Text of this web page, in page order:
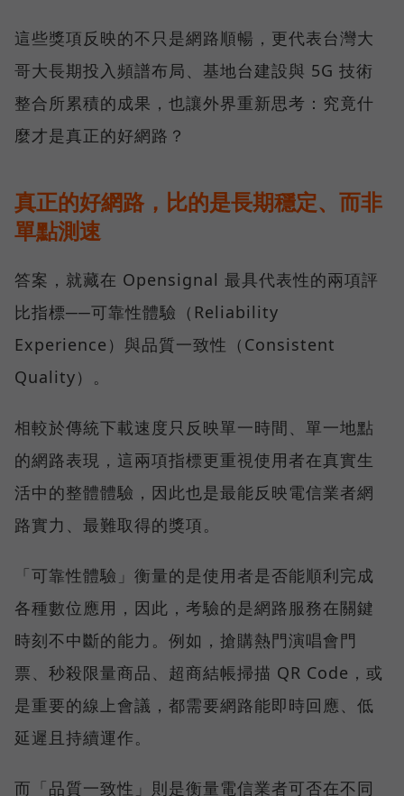
這些獎項反映的不只是網路順暢，更代表台灣大
哥大長期投入頻譜布局、基地台建設與 5G 技術
整合所累積的成果，也讓外界重新思考：究竟什
麼才是真正的好網路？
真正的好網路，比的是長期穩定、而非
單點測速
答案，就藏在 Opensignal 最具代表性的兩項評
比指標──可靠性體驗（Reliability
Experience）與品質一致性（Consistent
Quality）。
相較於傳統下載速度只反映單一時間、單一地點
的網路表現，這兩項指標更重視使用者在真實生
活中的整體體驗，因此也是最能反映電信業者網
路實力、最難取得的獎項。
「可靠性體驗」衡量的是使用者是否能順利完成
各種數位應用，因此，考驗的是網路服務在關鍵
時刻不中斷的能力。例如，搶購熱門演唱會門
票、秒殺限量商品、超商結帳掃描 QR Code，或
是重要的線上會議，都需要網路能即時回應、低
延遲且持續運作。
而「品質一致性」則是衡量電信業者可否在不同